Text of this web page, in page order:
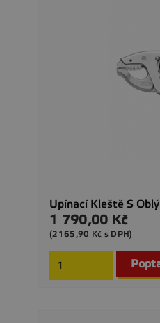
Upínací Kleště S
Cena
1 790,00 Kč
(2165,90 Kč s DPH)